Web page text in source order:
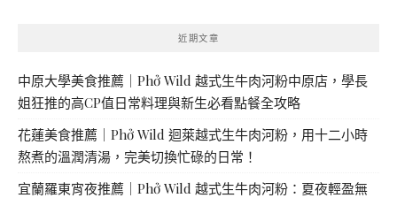
近期文章
中原大學美食推薦｜Phở Wild 越式生牛肉河粉中原店，學長
姐狂推的高CP值日常料理與新生必看點餐全攻略
花蓮美食推薦｜Phở Wild 迴萊越式生牛肉河粉，用十二小時
熬煮的溫潤清湯，完美切換忙碌的日常！
宜蘭羅東宵夜推薦｜Phở Wild 越式生牛肉河粉：夏夜輕盈無